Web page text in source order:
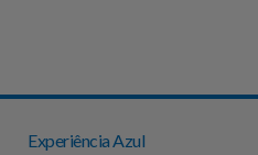
Experiência Azul